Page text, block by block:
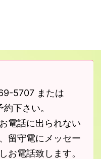
5707 または
下さい。
電話に出られない
留守電にメッセー
お電話致します。